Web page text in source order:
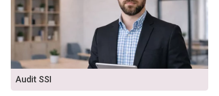
Audit SSI